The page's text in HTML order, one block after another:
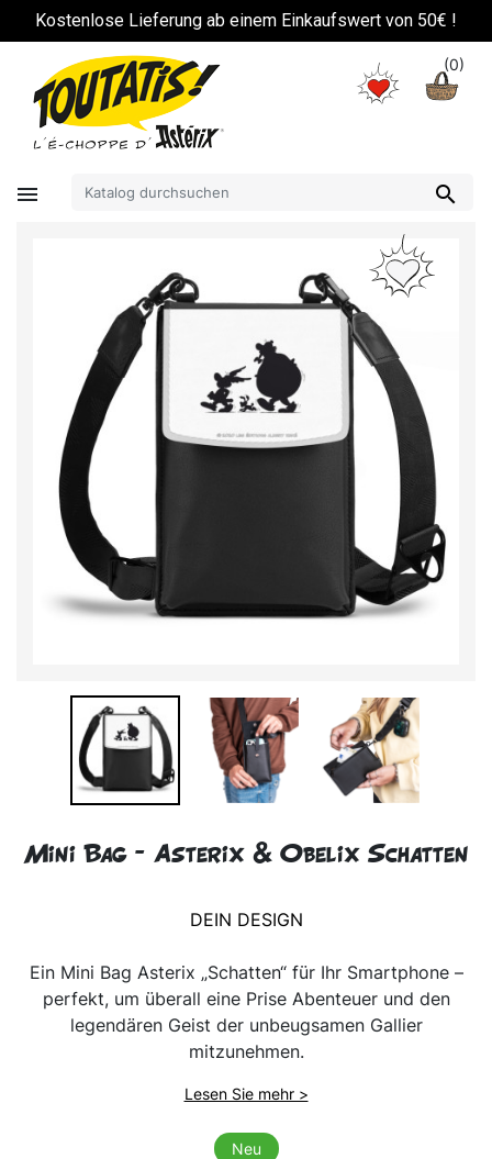
Kostenlose Lieferung ab einem Einkaufswert von 50€ !
(0)
 
Mini Bag – Asterix & Obelix Schatten
DEIN DESIGN
Ein Mini Bag Asterix „Schatten“ für Ihr Smartphone –
perfekt, um überall eine Prise Abenteuer und den
legendären Geist der unbeugsamen Gallier
mitzunehmen.
Lesen Sie mehr >
Neu